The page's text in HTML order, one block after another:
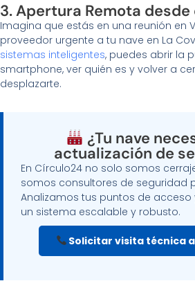
3. Apertura Remota desde
Imagina que estás en una reunión en
proveedor urgente a tu nave en La
sistemas inteligentes, puedes abrir la
smartphone, ver quién es y volver a
desplazarte.
¿Tu nave
actualización de
En Círculo24 no solo somos
somos consultores de seguridad
Analizamos tus puntos de
un sistema escalable y robusto.
Solicitar visita técnica al